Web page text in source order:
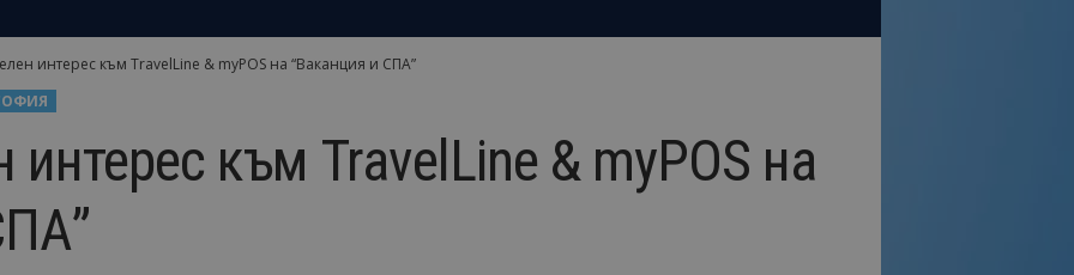
интерес към TravelLine & myPOS на “Ваканция и СПА”
към TravelLine & myPOS на